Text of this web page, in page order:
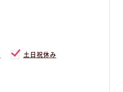
土日祝休み